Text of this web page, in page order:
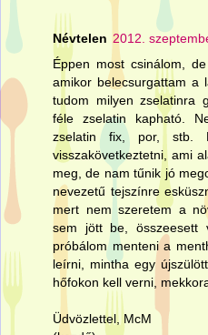
Névtelen 2012.
Éppen most csinálom,
amikor belecsurgattam a
tudom milyen zselatinra
féle zselatin kapható.
zselatin fix, por, stb.
visszakövetkeztetni, ami
meg, de nam tűnik jó
nevezetű tejszínre
mert nem szeretem a
sem jött be, összeesett
próbálom menteni a
leírni, mintha egy
hőfokon kell verni,
Üdvözlettel, McM